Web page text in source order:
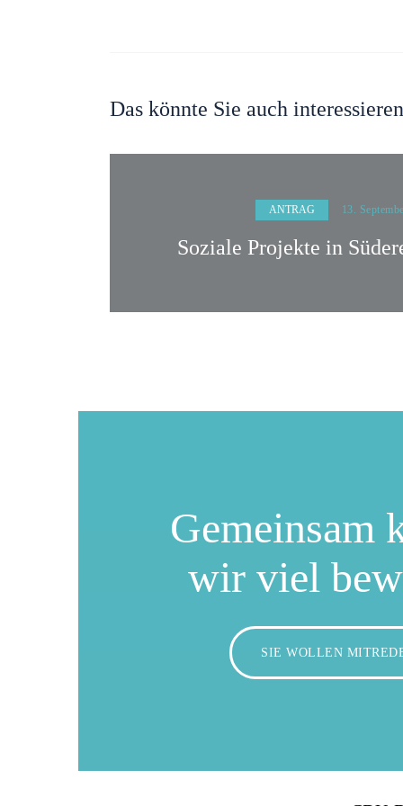
Das könnte Sie auch interessieren
ANTRAG 13.
Soziale Projekte in
Gemeinsam
wir viel
SIE WOLLEN